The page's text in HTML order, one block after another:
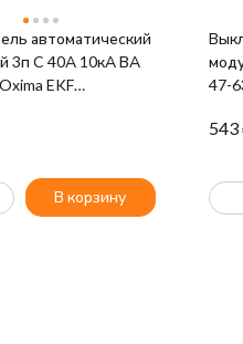
автоматический
3п C 40А 10кА ВА
EKF
В корзину
47-
543